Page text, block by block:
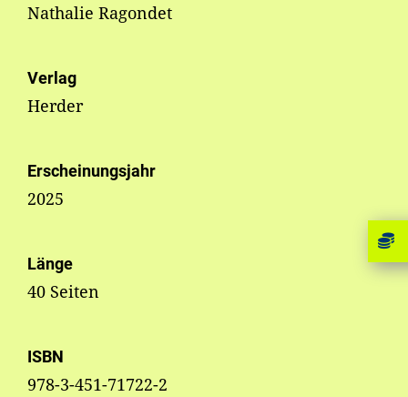
Nathalie Ragondet
Verlag
Herder
Erscheinungsjahr
2025
Länge
40 Seiten
ISBN
978-3-451-71722-2